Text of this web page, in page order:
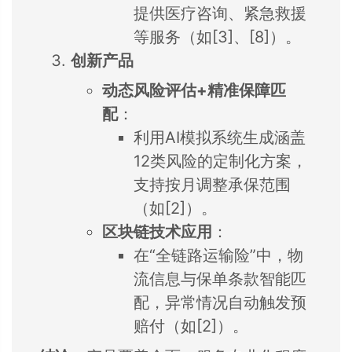
提供医疗咨询、紧急救援
等服务（如[3]、[8]）。
创新产品
动态风险评估+精准保障匹
配：
利用AI模拟系统生成涵盖
12类风险的定制化方案，
支持按月调整承保范围
（如[2]）。
区块链技术应用 ：
在“全链路运输险”中，物
流信息与保单条款智能匹
配，异常情况自动触发预
赔付（如[2]）。